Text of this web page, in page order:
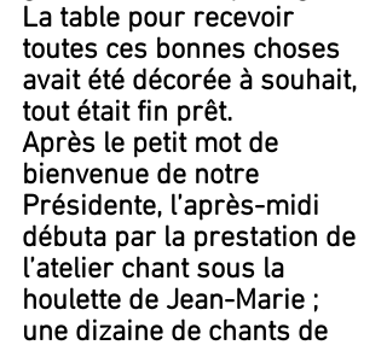
La table pour recevoir
toutes ces bonnes choses
avait été décorée à souhait,
tout était fin prêt.
Après le petit mot de
bienvenue de notre
Présidente, l’après-midi
débuta par la prestation de
l’atelier chant sous la
houlette de Jean-Marie ;
une dizaine de chants de